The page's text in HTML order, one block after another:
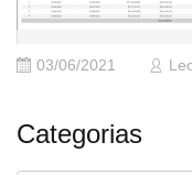
03/06/2021
Categorias